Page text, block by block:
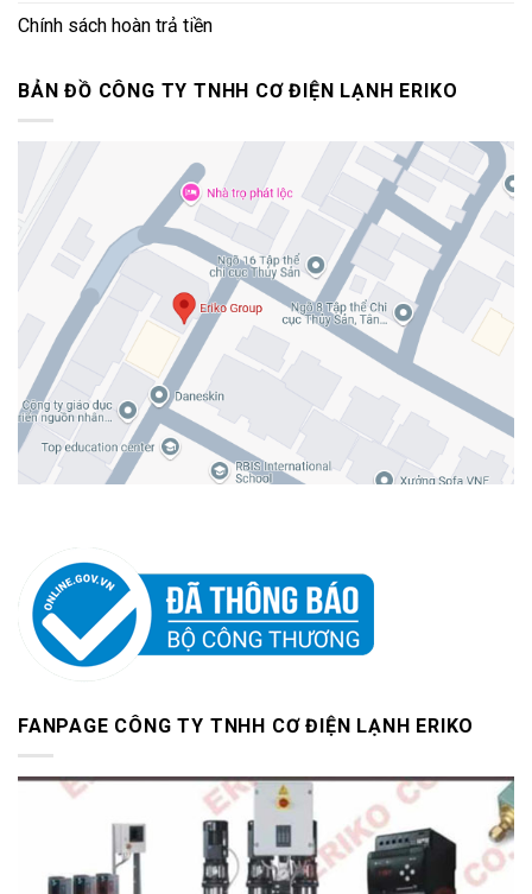
Chính sách hoàn trả tiền
BẢN ĐỒ CÔNG TY TNHH CƠ ĐIỆN LẠNH ERIKO
FANPAGE CÔNG TY TNHH CƠ ĐIỆN LẠNH ERIKO